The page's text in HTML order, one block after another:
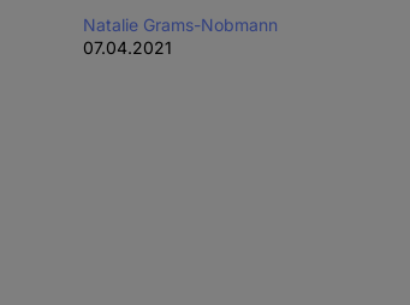
Natalie Grams-Nobmann
07.04.2021